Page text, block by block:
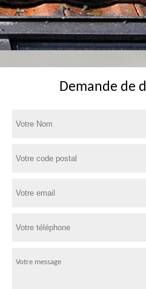
Demande de